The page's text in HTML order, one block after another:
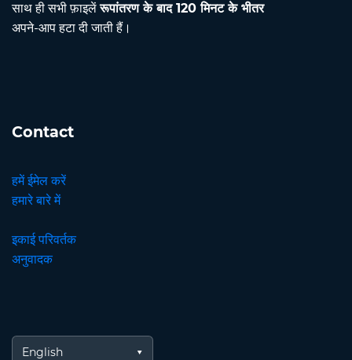
साथ ही सभी फ़ाइलेंरूपांतरण के बाद 120 मिनट के भीतर
अपने-आप हटा दी जाती हैं।
Contact
हमें ईमेल करें
हमारे बारे में
इकाई परिवर्तक
अनुवादक
English